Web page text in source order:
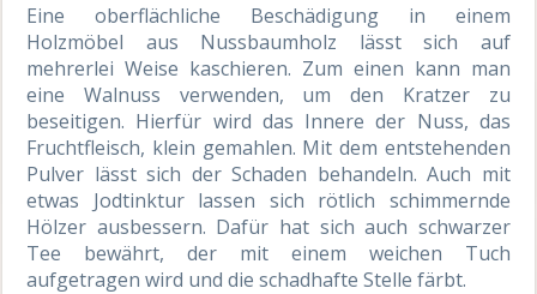
Eine oberflächliche Beschädigung in einem
Holzmöbel aus Nussbaumholz lässt sich auf
mehrerlei Weise kaschieren. Zum einen kann man
eine Walnuss verwenden, um den Kratzer zu
beseitigen. Hierfür wird das Innere der Nuss, das
Fruchtfleisch, klein gemahlen. Mit dem entstehenden
Pulver lässt sich der Schaden behandeln. Auch mit
etwas Jodtinktur lassen sich rötlich schimmernde
Hölzer ausbessern. Dafür hat sich auch schwarzer
Tee bewährt, der mit einem weichen Tuch
aufgetragen wird und die schadhafte Stelle färbt.